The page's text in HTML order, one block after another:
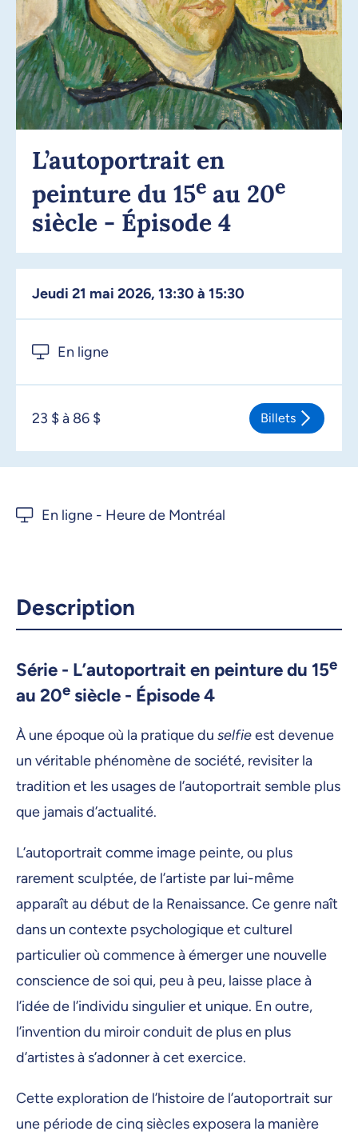
L’autoportrait en
peinture du 15e au 20e
siècle - Épisode 4
jeudi 21 mai 2026, 13:30 à 15:30
En ligne
23 $ à 86 $ Billets
Description
Série - L’autoportrait en peinture du 15e
au 20e siècle - Épisode 4
À une époque où la pratique du selfieest devenue
un véritable phénomène de société, revisiter la
tradition et les usages de l’autoportrait semble plus
que jamais d’actualité.
L’autoportrait comme image peinte, ou plus
rarement sculptée, de l’artiste par lui-même
apparaît au début de la Renaissance. Ce genre naît
dans un contexte psychologique et culturel
particulier où commence à émerger une nouvelle
conscience de soi qui, peu à peu, laisse place à
l’idée de l’individu singulier et unique. En outre,
l’invention du miroir conduit de plus en plus
d’artistes à s’adonner à cet exercice.
Cette exploration de l’histoire de l’autoportrait sur
une période de cinq siècles exposera la manière